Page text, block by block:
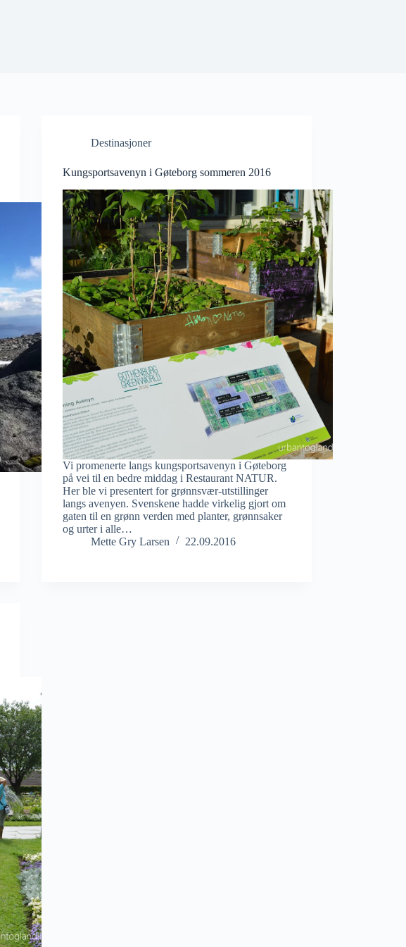
Destinasjoner
Kungsportsavenyn i Gøteborg sommeren 2016
Vi promenerte langs kungsportsavenyn i Gøteborg
på vei til en bedre middag i Restaurant NATUR.
Her ble vi presentert for grønnsvær-utstillinger
langs avenyen. Svenskene hadde virkelig gjort om
gaten til en grønn verden med planter, grønnsaker
og urter i alle…
Mette Gry Larsen
22.09.2016